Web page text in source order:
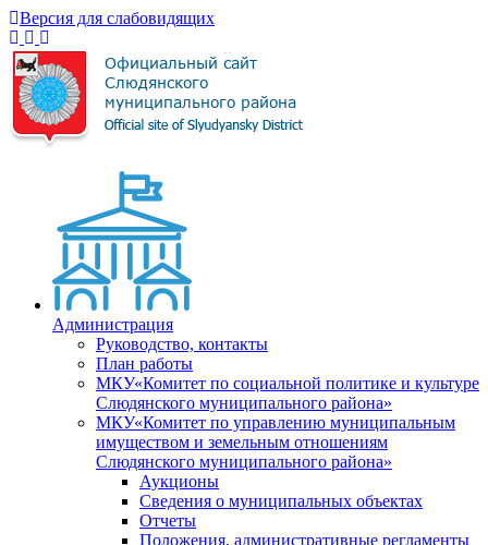
Версия для слабовидящих
Администрация
Руководство, контакты
План работы
МКУ«Комитет по социальной политике и культуре
Слюдянского муниципального района»
МКУ«Комитет по управлению муниципальным
имуществом и земельным отношениям
Слюдянского муниципального района»
Аукционы
Сведения о муниципальных объектах
Отчеты
Положения, административные регламенты